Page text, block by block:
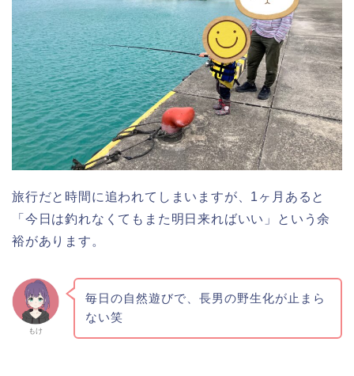
旅行だと時間に追われてしまいますが、1ヶ月あると
「今日は釣れなくてもまた明日来ればいい」という余
裕があります。
もけ
毎日の自然遊びで、長男の野生化が止まら
ない笑